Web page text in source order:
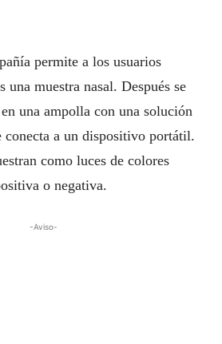
permite a los usuarios
una muestra nasal. Después se
una ampolla con una solución
conecta a un dispositivo portátil.
como luces de colores
o negativa.
-Aviso-